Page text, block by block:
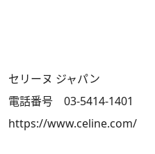
セリーヌ ジャパン
電話番号 03-5414-1401
https://www.celine.com/